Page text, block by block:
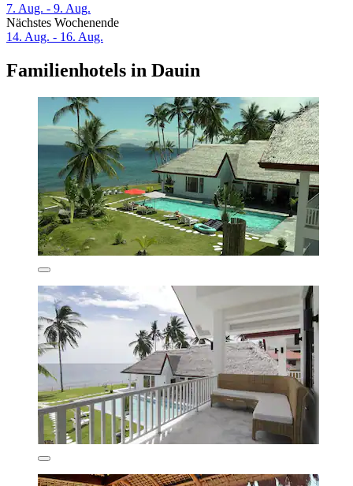
7. Aug. - 9. Aug.
Nächstes Wochenende
14. Aug. - 16. Aug.
Familienhotels in Dauin